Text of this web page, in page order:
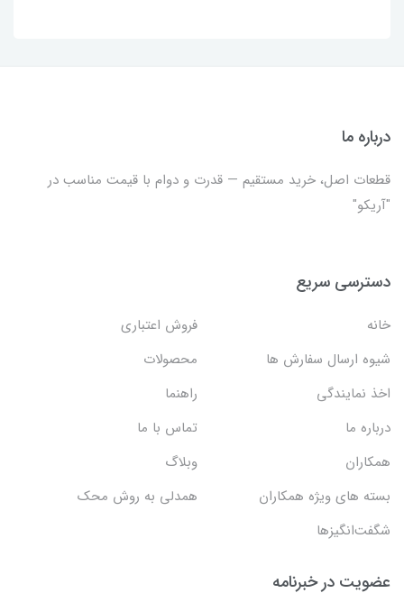
درباره ما
قطعات اصل، خرید مستقیم — قدرت و دوام با قیمت مناسب در
"آریکو"
دسترسی سریع
خانه
فروش اعتباری
شیوه ارسال سفارش ها
محصولات
اخذ نمایندگی
راهنما
درباره ما
تماس با ما
همکاران
وبلاگ
بسته های ویژه همکاران
همدلی به روش محک
شگفت‌انگیزها
عضویت در خبرنامه